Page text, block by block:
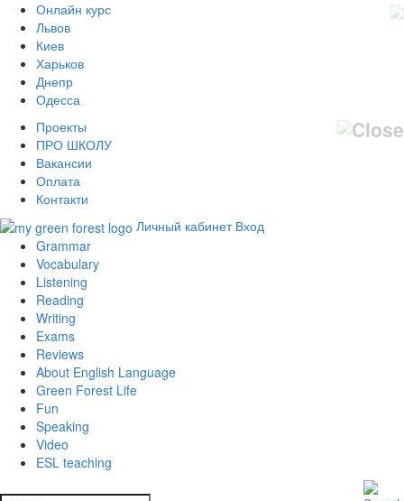
Онлайн курс
Львов
Киев
Харьков
Днепр
Одесса
Проекты
ПРО ШКОЛУ
Вакансии
Оплата
Контакти
Личный кабинет Вход
Grammar
Vocabulary
Listening
Reading
Writing
Exams
Reviews
About English Language
Green Forest Life
Fun
Speaking
Video
ESL teaching